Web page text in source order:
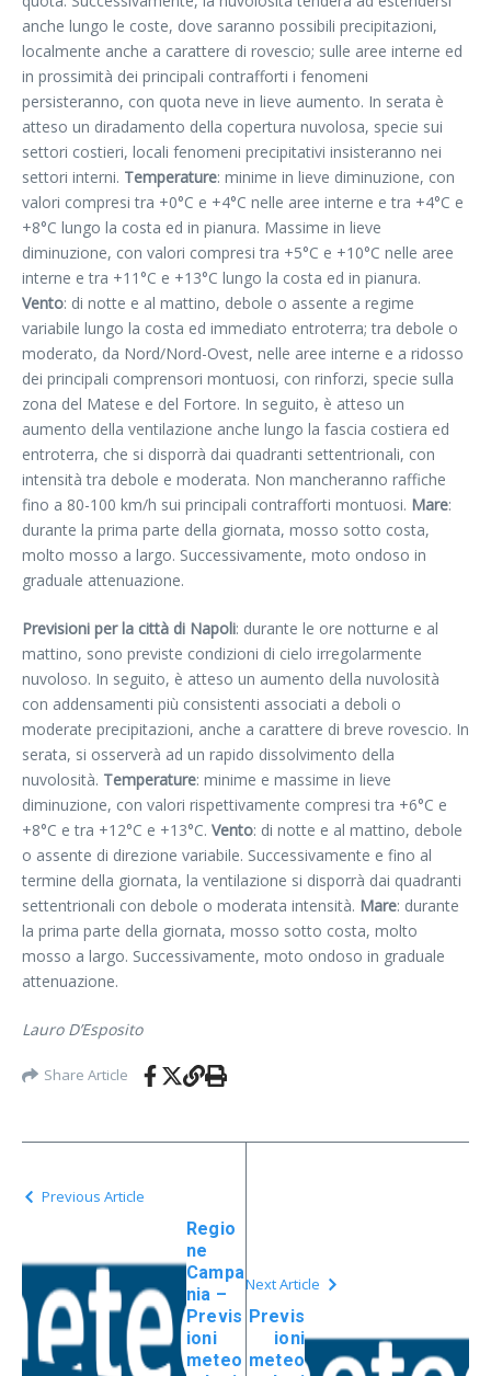
anche lungo le coste, dove saranno possibili precipitazioni,
localmente anche a carattere di rovescio; sulle aree interne ed
in prossimità dei principali contrafforti i fenomeni
persisteranno, con quota neve in lieve aumento. In serata è
atteso un diradamento della copertura nuvolosa, specie sui
settori costieri, locali fenomeni precipitativi insisteranno nei
settori interni. Temperature: minime in lieve diminuzione, con
valori compresi tra +0°C e +4°C nelle aree interne e tra +4°C e
+8°C lungo la costa ed in pianura. Massime in lieve
diminuzione, con valori compresi tra +5°C e +10°C nelle aree
interne e tra +11°C e +13°C lungo la costa ed in pianura.
Vento: di notte e al mattino, debole o assente a regime
variabile lungo la costa ed immediato entroterra; tra debole o
moderato, da Nord/Nord-Ovest, nelle aree interne e a ridosso
dei principali comprensori montuosi, con rinforzi, specie sulla
zona del Matese e del Fortore. In seguito, è atteso un
aumento della ventilazione anche lungo la fascia costiera ed
entroterra, che si disporrà dai quadranti settentrionali, con
intensità tra debole e moderata. Non mancheranno raffiche
fino a 80-100 km/h sui principali contrafforti montuosi. Mare:
durante la prima parte della giornata, mosso sotto costa,
molto mosso a largo. Successivamente, moto ondoso in
graduale attenuazione.
Previsioni per la città di Napoli: durante le ore notturne e al
mattino, sono previste condizioni di cielo irregolarmente
nuvoloso. In seguito, è atteso un aumento della nuvolosità
con addensamenti più consistenti associati a deboli o
moderate precipitazioni, anche a carattere di breve rovescio. In
serata, si osserverà ad un rapido dissolvimento della
nuvolosità. Temperature: minime e massime in lieve
diminuzione, con valori rispettivamente compresi tra +6°C e
+8°C e tra +12°C e +13°C. Vento: di notte e al mattino, debole
o assente di direzione variabile. Successivamente e fino al
termine della giornata, la ventilazione si disporrà dai quadranti
settentrionali con debole o moderata intensità. Mare: durante
la prima parte della giornata, mosso sotto costa, molto
mosso a largo. Successivamente, moto ondoso in graduale
attenuazione.
Lauro D’Esposito
Share Article
Previous Article
Regio
ne
Campa
nia –
Previs
ioni
meteo
Next Article
Previs
ioni
meteo